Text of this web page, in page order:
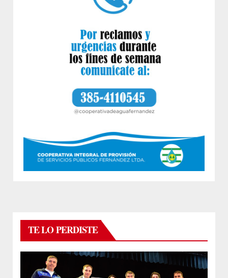
TE LO PERDISTE